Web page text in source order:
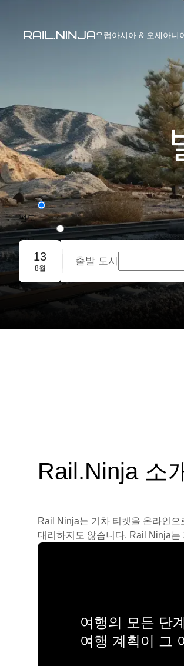
유럽아시아 & 오세아니
편도
왕복
단체 예약
13
8월
출발 도시
Rail.Ninja 소
Rail Ninja는 기차 티켓을 온라인
대리하지도 않습니다. Rail Ninja는
여행의 모든 단
여행 계획이 그